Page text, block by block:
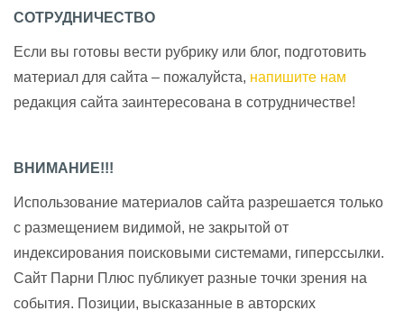
СОТРУДНИЧЕСТВО
Если вы готовы вести рубрику или блог, подготовить
материал для сайта – пожалуйста, напишите нам
редакция сайта заинтересована в сотрудничестве!
ВНИМАНИЕ!!!
Использование материалов сайта разрешается только
с размещением видимой, не закрытой от
индексирования поисковыми системами, гиперссылки.
Сайт Парни Плюс публикует разные точки зрения на
события. Позиции, высказанные в авторских